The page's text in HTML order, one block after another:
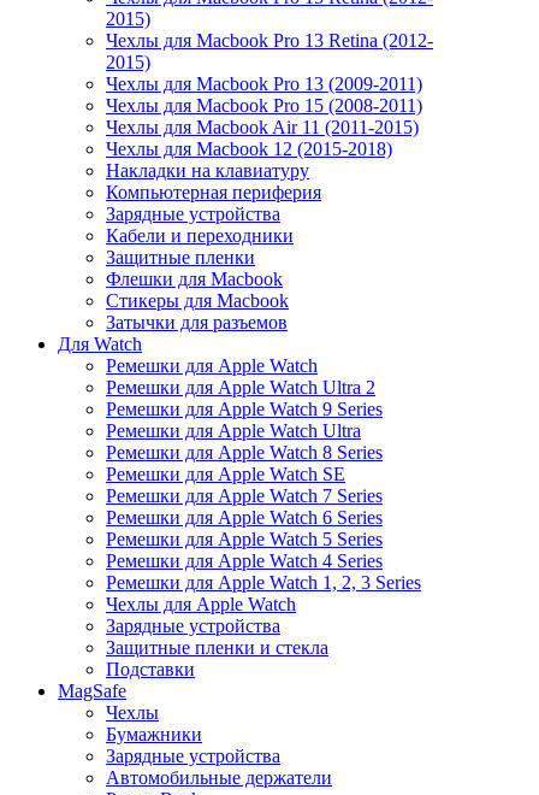
2015)
Чехлы для Macbook Pro 13 Retina (2012-
2015)
Чехлы для Macbook Pro 13 (2009-2011)
Чехлы для Macbook Pro 15 (2008-2011)
Чехлы для Macbook Air 11 (2011-2015)
Чехлы для Macbook 12 (2015-2018)
Накладки на клавиатуру
Компьютерная периферия
Зарядные устройства
Кабели и переходники
Защитные пленки
Флешки для Macbook
Стикеры для Macbook
Затычки для разъемов
Для Watch
Ремешки для Apple Watch
Ремешки для Apple Watch Ultra 2
Ремешки для Apple Watch 9 Series
Ремешки для Apple Watch Ultra
Ремешки для Apple Watch 8 Series
Ремешки для Apple Watch SE
Ремешки для Apple Watch 7 Series
Ремешки для Apple Watch 6 Series
Ремешки для Apple Watch 5 Series
Ремешки для Apple Watch 4 Series
Ремешки для Apple Watch 1, 2, 3 Series
Чехлы для Apple Watch
Зарядные устройства
Защитные пленки и стекла
Подставки
MagSafe
Чехлы
Бумажники
Зарядные устройства
Автомобильные держатели